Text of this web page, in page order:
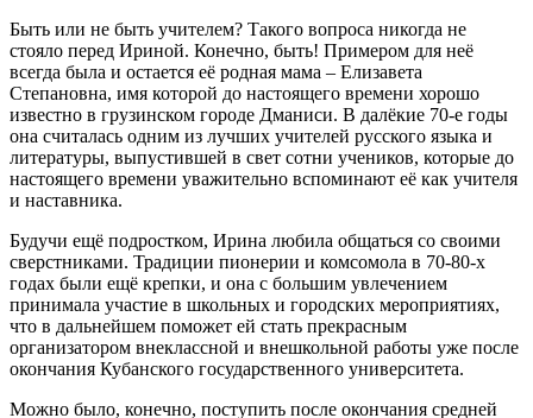
Быть или не быть учителем? Такого вопроса никогда не
стояло перед Ириной. Конечно, быть! Примером для неё
всегда была и остается её родная мама – Елизавета
Степановна, имя которой до настоящего времени хорошо
известно в грузинском городе Дманиси. В далёкие 70-е годы
она считалась одним из лучших учителей русского языка и
литературы, выпустившей в свет сотни учеников, которые до
настоящего времени уважительно вспоминают её как учителя
и наставника.
Будучи ещё подростком, Ирина любила общаться со своими
сверстниками. Традиции пионерии и комсомола в 70-80-х
годах были ещё крепки, и она с большим увлечением
принимала участие в школьных и городских мероприятиях,
что в дальнейшем поможет ей стать прекрасным
организатором внеклассной и внешкольной работы уже после
окончания Кубанского государственного университета.
Можно было, конечно, поступить после окончания средней